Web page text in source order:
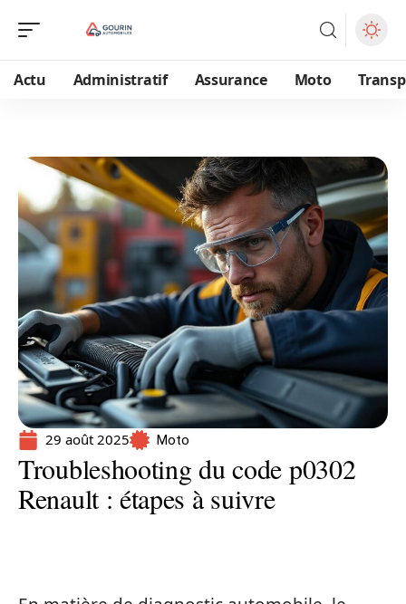
Actu Administratif Assurance Moto
29 août 2025 Moto
Troubleshooting du code p0302
Renault : étapes à suivre